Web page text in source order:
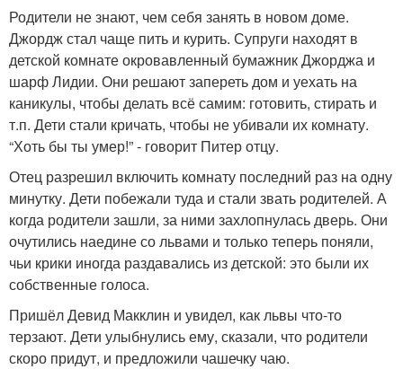
Родители не знают, чем себя занять в новом доме.
Джордж стал чаще пить и курить. Супруги находят в
детской комнате окровавленный бумажник Джорджа и
шарф Лидии. Они решают запереть дом и уехать на
каникулы, чтобы делать всё самим: готовить, стирать и
т.п. Дети стали кричать, чтобы не убивали их комнату.
“Хоть бы ты умер!” - говорит Питер отцу.
Отец разрешил включить комнату последний раз на одну
минутку. Дети побежали туда и стали звать родителей. А
когда родители зашли, за ними захлопнулась дверь. Они
очутились наедине со львами и только теперь поняли,
чьи крики иногда раздавались из детской: это были их
собственные голоса.
Пришёл Девид Макклин и увидел, как львы что-то
терзают. Дети улыбнулись ему, сказали, что родители
скоро придут, и предложили чашечку чаю.